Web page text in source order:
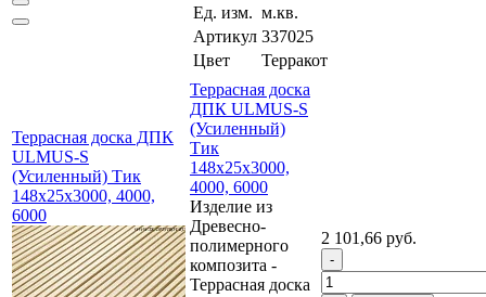
Ед. изм. м.кв.
Артикул 337025
Цвет
Терракот
Террасная доска ДПК
ULMUS-S
(Усиленный) Тик
148x25x3000, 4000,
6000
Террасная доска
ДПК ULMUS-S
(Усиленный)
Тик
148x25x3000,
4000, 6000
Изделие из
Древесно-
полимерного
композита -
Террасная доска
2 101,66 руб.